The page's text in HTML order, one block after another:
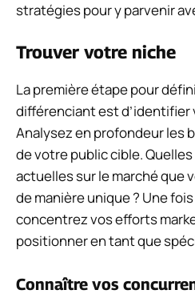
stratégies pour y parvenir
Trouver votre niche
La première étape pour
différenciant est d’identifier
Analysez en profondeur les
de votre public cible.
actuelles sur le marché que
de manière unique ? Une
concentrez vos efforts
positionner en tant que
Connaître vos